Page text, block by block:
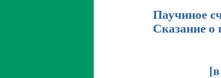
Паучиное
Сказание о
[